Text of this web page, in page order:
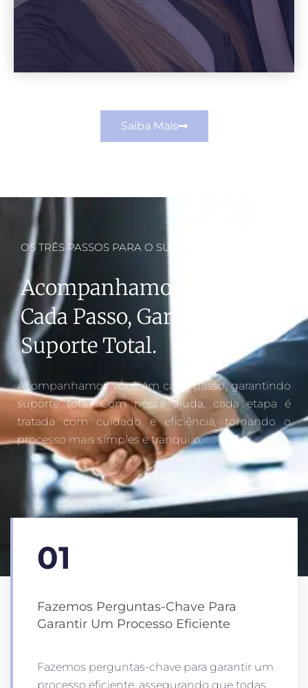
Saiba Mais
OS TRÊS PASSOS PARA O SUCESSO
Acompanhamos Você Em
Cada Passo, Garantindo
Suporte Total.
Acompanhamos você em cada passo, garantindo
suporte total. Com nossa ajuda, cada etapa é
tratada com cuidado e eficiência, tornando o
processo mais simples e tranquilo.
01
Fazemos Perguntas-Chave Para
Garantir Um Processo Eficiente
Fazemos perguntas-chave para garantir um
processo eficiente, assegurando que todas